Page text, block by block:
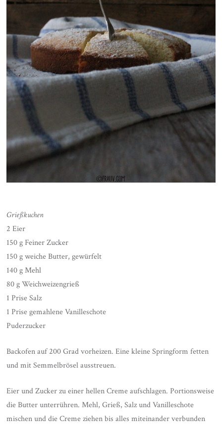
Grießkuchen
2 Eier
150 g Feiner Zucker
150 g weiche Butter, gewürfelt
140 g Mehl
80 g Weichweizengrieß
1 Prise Salz
1 Prise gemahlene Vanilleschote
Puderzucker
Backofen auf 200 Grad vorheizen. Eine kleine Springform fetten
und mit Semmelbrösel ausstreuen.
Eier und Zucker zu einer hellen Creme aufschlagen. Portionsweise
die Butter unterrühren. Mehl, Grieß, Salz und Vanilleschote
mischen und die Creme ziehen bis alles miteinander verbunden